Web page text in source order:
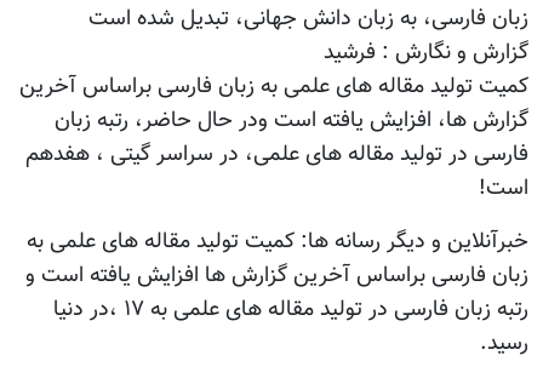
زبان فارسی، به زبان دانش جهانی، تبدیل شده است
گزارش و نگارش : فرشید
کمیت تولید مقاله های علمی به زبان فارسی براساس آخرین
گزارش ها، افزایش یافته است ودر حال حاضر، رتبه زبان
فارسی در تولید مقاله های علمی، در سراسر گیتی ، هفدهم
است!
خبرآنلاین و دیگر رسانه ها: کمیت تولید مقاله های علمی به
زبان فارسی براساس آخرین گزارش ها افزایش یافته است و
رتبه زبان فارسی در تولید مقاله های علمی به ۱۷ ،در دنیا
رسید.